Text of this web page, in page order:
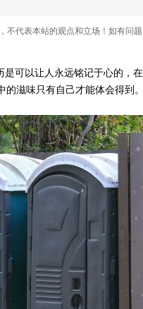
不代表本站的观点和立场！如有问
可以让人永远铭记于心的，
滋味只有自己才能体会得到。